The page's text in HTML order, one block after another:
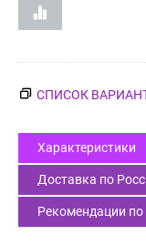
СПИСОК
Характеристики
Доставка по
Рекомендации по